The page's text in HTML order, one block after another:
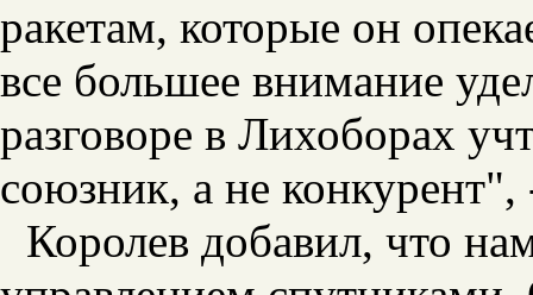
ракетам, которые он
все большее внимание
разговоре в Лихоборах
союзник, а не конкурент",
Королев добавил, что